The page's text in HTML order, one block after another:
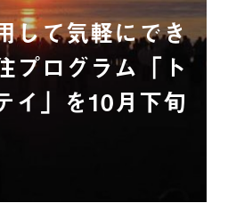
して気軽にでき
プログラム「ト
イ」を10月下旬